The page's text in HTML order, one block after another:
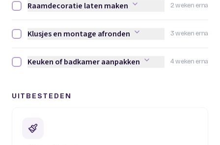
2 weken erna
Raamdecoratie laten maken afvinken
Raamdecoratie laten maken
3 weken erna
Klusjes en montage afronden afvinken
Klusjes en montage afronden
4 weken erna
Keuken of badkamer aanpakken afvinken
Keuken of badkamer aanpakken
UITBESTEDEN